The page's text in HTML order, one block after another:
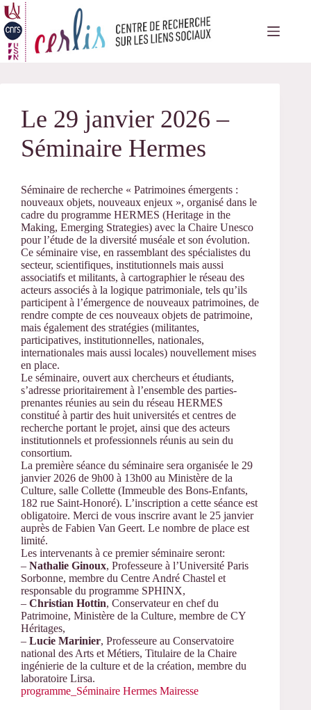
Passer
au
contenu
Le 29 janvier 2026 –
Séminaire Hermes
Séminaire de recherche « Patrimoines émergents :
nouveaux objets, nouveaux enjeux », organisé dans le
cadre du programme HERMES (Heritage in the
Making, Emerging Strategies) avec la Chaire Unesco
pour l’étude de la diversité muséale et son évolution.
Ce séminaire vise, en rassemblant des spécialistes du
secteur, scientifiques, institutionnels mais aussi
associatifs et militants, à cartographier le réseau des
acteurs associés à la logique patrimoniale, tels qu’ils
participent à l’émergence de nouveaux patrimoines, de
rendre compte de ces nouveaux objets de patrimoine,
mais également des stratégies (militantes,
participatives, institutionnelles, nationales,
internationales mais aussi locales) nouvellement mises
en place.
Le séminaire, ouvert aux chercheurs et étudiants,
s’adresse prioritairement à l’ensemble des parties-
prenantes réunies au sein du réseau HERMES
constitué à partir des huit universités et centres de
recherche portant le projet, ainsi que des acteurs
institutionnels et professionnels réunis au sein du
consortium.
La première séance du séminaire sera organisée le 29
janvier 2026 de 9h00 à 13h00 au Ministère de la
Culture, salle Collette (Immeuble des Bons-Enfants,
182 rue Saint-Honoré). L’inscription a cette séance est
obligatoire. Merci de vous inscrire avant le 25 janvier
auprès de Fabien Van Geert. Le nombre de place est
limité.
Les intervenants à ce premier séminaire seront:
– Nathalie Ginoux, Professeure à l’Université Paris
Sorbonne, membre du Centre André Chastel et
responsable du programme SPHINX,
– Christian Hottin, Conservateur en chef du
Patrimoine, Ministère de la Culture, membre de CY
Héritages,
– Lucie Marinier, Professeure au Conservatoire
national des Arts et Métiers, Titulaire de la Chaire
ingénierie de la culture et de la création, membre du
laboratoire Lirsa.
programme_Séminaire Hermes Mairesse